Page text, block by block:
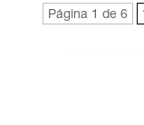
Página 1 de 6